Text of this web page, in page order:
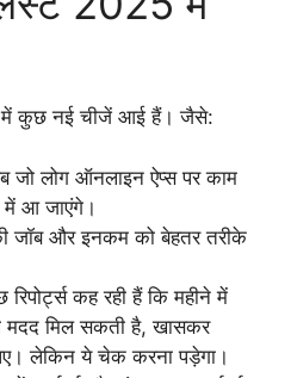
में कुछ नई चीजें आई हैं। जैसे:
जो लोग ऑनलाइन ऐप्स पर काम
में आ जाएंगे।
जॉब और इनकम को बेहतर तरीके
कह रही हैं कि महीने में
मिल सकती है, खासकर
लेकिन ये चेक करना पड़ेगा।